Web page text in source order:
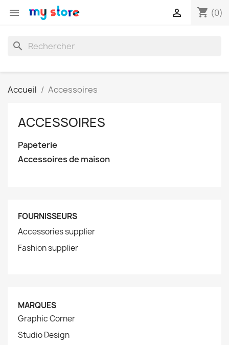
 shopping_cart (0)

search
Accueil Accessoires
ACCESSOIRES
Papeterie
Accessoires de maison
FOURNISSEURS
Accessories supplier
Fashion supplier
MARQUES
Graphic Corner
Studio Design